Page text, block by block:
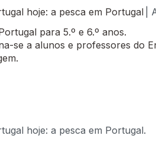
hoje: a pesca em Portugal |
para 5.º e 6.º anos.
se a alunos e professores do
hoje: a pesca em Portugal.